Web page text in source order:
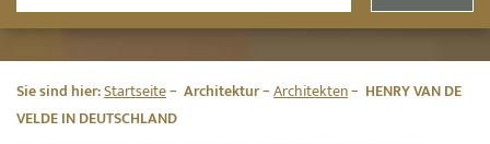
Sie sind hier:Startseite Architektur Architekten
HENRY VAN DE
VELDE IN DEUTSCHLAND